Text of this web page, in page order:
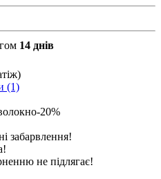
14 днів
(1)
20%
забарвлення!
не підлягає!